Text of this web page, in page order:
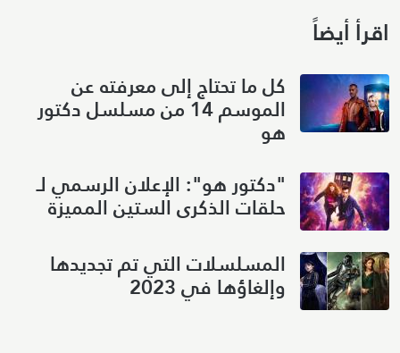
اقرأ أيضاً
كل ما تحتاج إلى معرفته عن
الموسم 14 من مسلسل دكتور
هو
"دكتور هو": الإعلان الرسمي لـ
حلقات الذكرى الستين المميزة
المسلسلات التي تم تجديدها
وإلغاؤها في 2023